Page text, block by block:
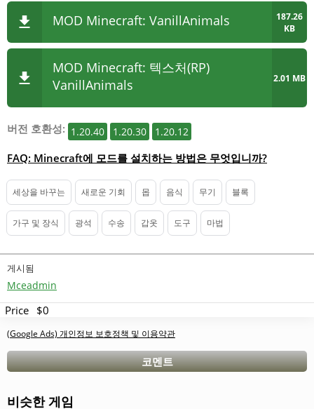
MOD Minecraft: VanillAnimals
187.26
KB
MOD Minecraft: 텍스처(RP)
VanillAnimals
2.01 MB
버전 호환성: 1.20.40 1.20.30 1.20.12
FAQ: Minecraft에 모드를 설치하는 방법은 무엇입니까?
세상을 바꾸는 새로운 기회 몹 음식 무기 블록
가구 및 장식 광석 수송 갑옷 도구 마법
게시됨
Mceadmin
Price $0
(Google Ads) 개인정보 보호정책 및 이용약관
코멘트
비슷한 게임